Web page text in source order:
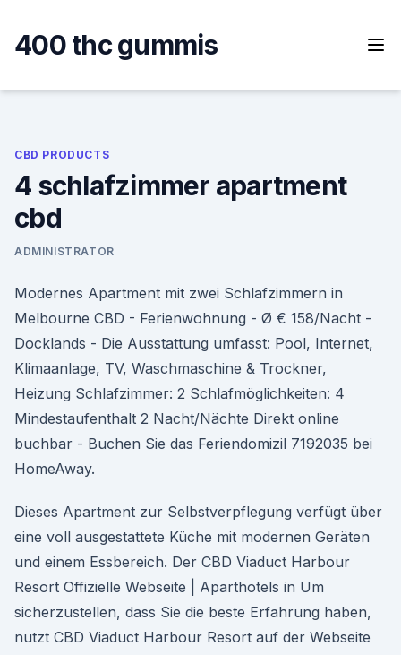
content
400 thc gummis
CBD PRODUCTS
4 schlafzimmer apartment
cbd
ADMINISTRATOR
Modernes Apartment mit zwei Schlafzimmern in
Melbourne CBD - Ferienwohnung - Ø € 158/Nacht -
Docklands - Die Ausstattung umfasst: Pool, Internet,
Klimaanlage, TV, Waschmaschine & Trockner,
Heizung Schlafzimmer: 2 Schlafmöglichkeiten: 4
Mindestaufenthalt 2 Nacht/Nächte Direkt online
buchbar - Buchen Sie das Feriendomizil 7192035 bei
HomeAway.
Dieses Apartment zur Selbstverpflegung verfügt über
eine voll ausgestattete Küche mit modernen Geräten
und einem Essbereich. Der CBD Viaduct Harbour
Resort Offizielle Webseite | Aparthotels in Um
sicherzustellen, dass Sie die beste Erfahrung haben,
nutzt CBD Viaduct Harbour Resort auf der Webseite